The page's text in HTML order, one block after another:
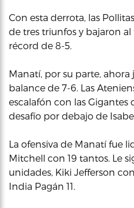
Con esta derrota, las
de tres triunfos y bajaron
récord de 8-5.
Manatí, por su parte,
balance de 7-6. Las
escalafón con las Gigantes
desafío por debajo de
La ofensiva de Manatí fue
Mitchell con 19 tantos. Le
unidades, Kiki Jefferson
India Pagán 11.